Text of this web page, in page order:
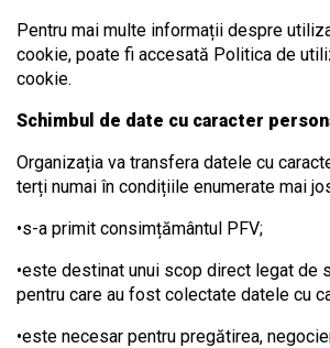
Pentru mai multe informații despre
cookie, poate fi accesată Politica de
cookie.
Schimbul de date cu caracter
Organizația va transfera datele cu
terți numai în condițiile enumerate mai
•s-a primit consimțământul PFV;
•este destinat unui scop direct legat de
pentru care au fost colectate datele cu
•este necesar pentru pregătirea,